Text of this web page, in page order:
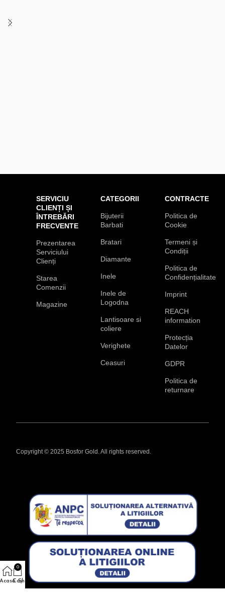
SERVICIU
CLIENȚI ȘI
ÎNTREBĂRI
FRECVENTE
Prezentarea
Serviciului
Clienți
Starea
Comenzii
Magazine
CATEGORII
Bijuterii
Barbati
Bratari
Diamante
Inele
Inele de
Logodna
Lantisoare si
coliere
Verighete
Ceasuri
CONTRACTE
Politica de
Cookie
Termeni și
Condiții
Politica de
Confidențialitate
Imprint
REACH
information
Protecția
Datelor
GDPR
Politica de
returnare
Copyright © 2025 Bosfor Gold. All rights reserved.
Acasă
0
CoşShop